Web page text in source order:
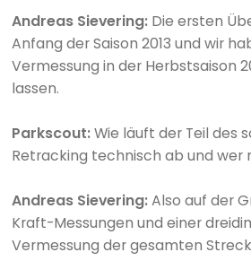
Andreas Sievering: Die ersten
Anfang der Saison 2013 und wir
Vermessung in der Herbstsaison
lassen.
Parkscout:Wie läuft der Teil des
Retracking technisch ab und wer
Andreas Sievering:Also auf der
Kraft-Messungen und einer
Vermessung der gesamten